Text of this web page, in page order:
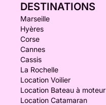
DESTINATIONS
Marseille
Hyères
Corse
Cannes
Cassis
La Rochelle
Location Voilier
Location Bateau à moteur
Location Catamaran